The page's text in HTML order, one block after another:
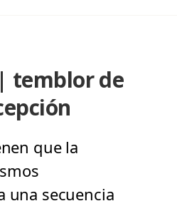
temblor de
que la
una secuencia